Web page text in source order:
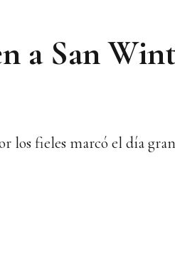
a San
los fieles marcó el día